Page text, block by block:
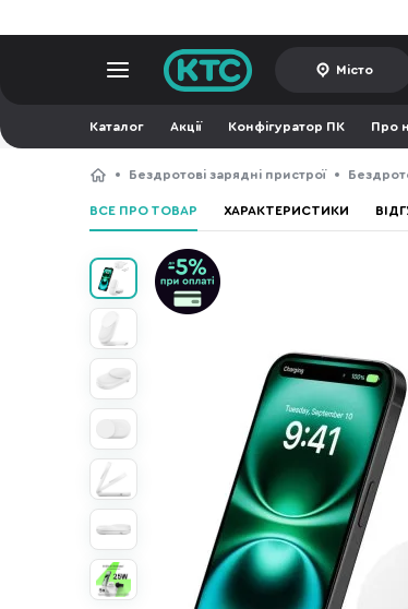
Місто
Каталог Акції Конфігуратор ПК Про
Бездротові зарядні пристрої
ВСЕ ПРО ТОВАР ХАРАКТЕРИСТИКИ